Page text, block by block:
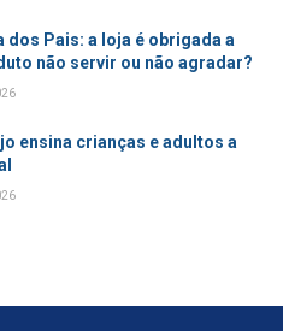
dos Pais: a loja é obrigada a
não servir ou não agradar?
ensina crianças e adultos a